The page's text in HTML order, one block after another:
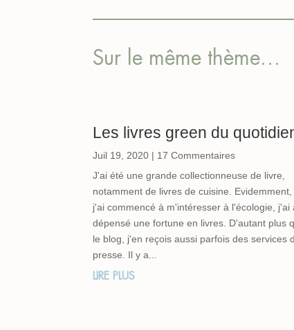
Sur le même thème…
Les livres green du
Juil 19, 2020 | 17 Commentaires
J'ai été une grande collectionneuse de livre,
notamment de livres de cuisine. Evidemment,
j'ai commencé à m'intéresser à l'écologie, j'ai
dépensé une fortune en livres. D'autant plus
le blog, j'en reçois aussi parfois des services
presse. Il y a...
LIRE PLUS